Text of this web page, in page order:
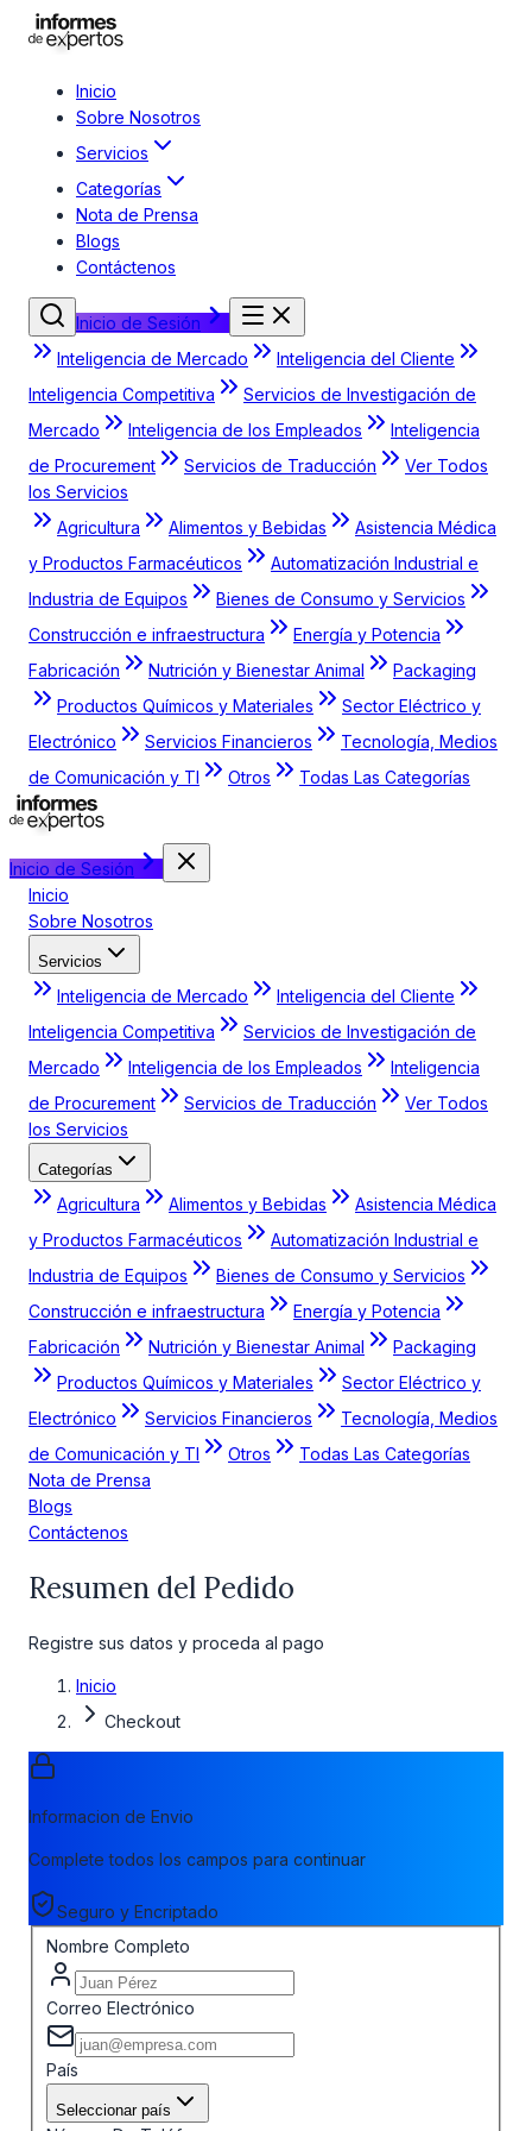
Inicio
Sobre Nosotros
Servicios
Categorías
Nota de Prensa
Blogs
Contáctenos
Inicio de Sesión
Inteligencia de Mercado
Inteligencia del Cliente
Inteligencia Competitiva
Servicios de Investigación de
Mercado
Inteligencia de los Empleados
Inteligencia
de Procurement
Servicios de Traducción
Ver Todos
los Servicios
Agricultura
Alimentos y Bebidas
Asistencia Médica
y Productos Farmacéuticos
Automatización Industrial e
Industria de Equipos
Bienes de Consumo y Servicios
Construcción e infraestructura
Energía y Potencia
Fabricación
Nutrición y Bienestar Animal
Packaging
Productos Químicos y Materiales
Sector Eléctrico y
Electrónico
Servicios Financieros
Tecnología, Medios
de Comunicación y TI
Otros Todas Las Categorías
Inicio de Sesión
Inicio
Sobre Nosotros
Servicios
Inteligencia de Mercado
Inteligencia del Cliente
Inteligencia Competitiva
Servicios de Investigación de
Mercado
Inteligencia de los Empleados
Inteligencia
de Procurement
Servicios de Traducción
Ver Todos
los Servicios
Categorías
Agricultura Alimentos y Bebidas
Asistencia Médica
y Productos Farmacéuticos
Automatización Industrial e
Industria de Equipos
Bienes de Consumo y Servicios
Construcción e infraestructura
Energía y Potencia
Fabricación
Nutrición y Bienestar Animal
Packaging
Productos Químicos y Materiales
Sector Eléctrico y
Electrónico
Servicios Financieros
Tecnología, Medios
de Comunicación y TI
Otros
Todas Las Categorías
Nota de Prensa
Blogs
Contáctenos
Resumen del Pedido
Registre sus datos y proceda al pago
Inicio
Checkout
Informacion de Envio
Complete todos los campos para continuar
Seguro y Encriptado
Nombre Completo
Correo Electrónico
País
Seleccionar país